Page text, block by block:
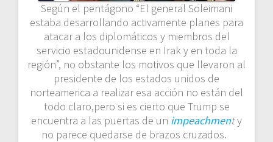
Según el pentágono “El general Soleimani
estaba desarrollando activamente planes para
atacar a los diplomáticos y miembros del
servicio estadounidense en Irak y en toda la
región”, no obstante los motivos que llevaron al
presidente de los estados unidos de
norteamerica a realizar esa acción no están del
todo claro,pero si es cierto que Trump se
encuentra a las puertas de un impeachmenty
no parece quedarse de brazos cruzados.